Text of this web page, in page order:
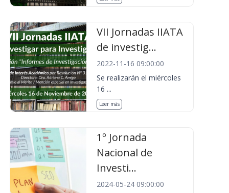
VII Jornadas IIATA
de investig...
2022-11-16 09:00:00
Se realizarán el miércoles
16 ...
Leer más
1º Jornada
Nacional de
Investi...
2024-05-24 09:00:00